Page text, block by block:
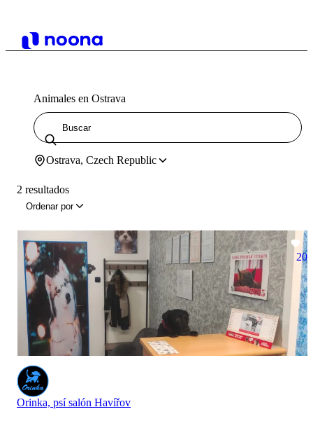
Animales en Ostrava
Ostrava, Czech Republic
2 resultados
Ordenar por
20
Orinka, psí salón Havířov